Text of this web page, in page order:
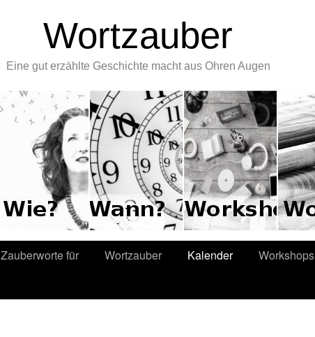
Wortzauber
Eine gut erzählte Geschichte macht aus Ohren Augen
Zauberworte für Wortzauber Kalender Workshops